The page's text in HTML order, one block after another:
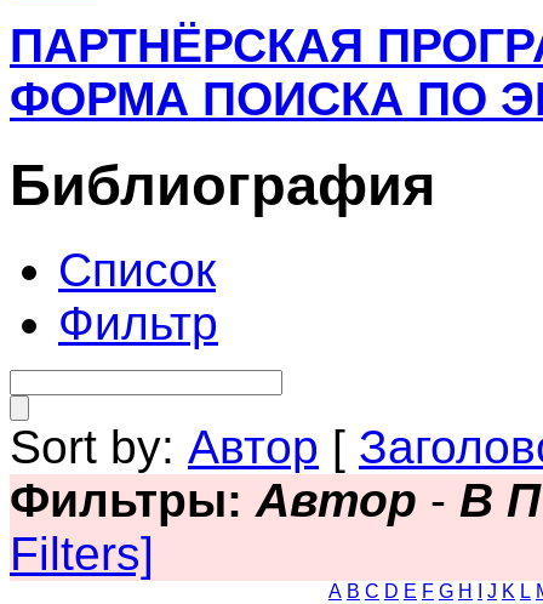
ПАРТНЁРСКАЯ
ФОРМА ПОИСКА ПО
Библиография
Список
Фильтр
Sort by: Автор [
Фильтры: Автор - В
Filters]
A B C D E F G H J K L